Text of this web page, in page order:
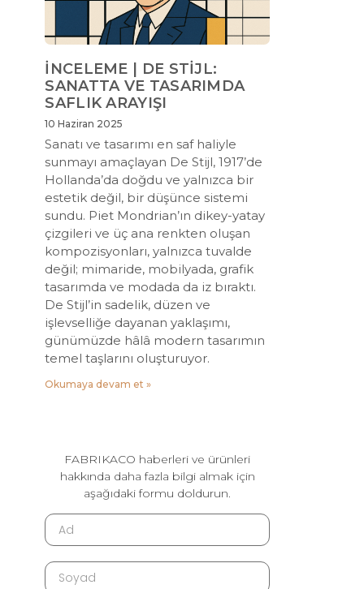
İNCELEME | DE STİJL:
SANATTA VE TASARIMDA
SAFLIK ARAYIŞI
10 Haziran 2025
Sanatı ve tasarımı en saf haliyle
sunmayı amaçlayan De Stijl, 1917’de
Hollanda’da doğdu ve yalnızca bir
estetik değil, bir düşünce sistemi
sundu. Piet Mondrian’ın dikey-yatay
çizgileri ve üç ana renkten oluşan
kompozisyonları, yalnızca tuvalde
değil; mimaride, mobilyada, grafik
tasarımda ve modada da iz bıraktı.
De Stijl’in sadelik, düzen ve
işlevselliğe dayanan yaklaşımı,
günümüzde hâlâ modern tasarımın
temel taşlarını oluşturuyor.
Okumaya devam et »
FABRIKACO haberleri ve ürünleri
hakkında daha fazla bilgi almak için
aşağıdaki formu doldurun.